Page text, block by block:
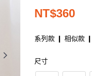
NT$360
系列款 ❙ 相似款
尺寸